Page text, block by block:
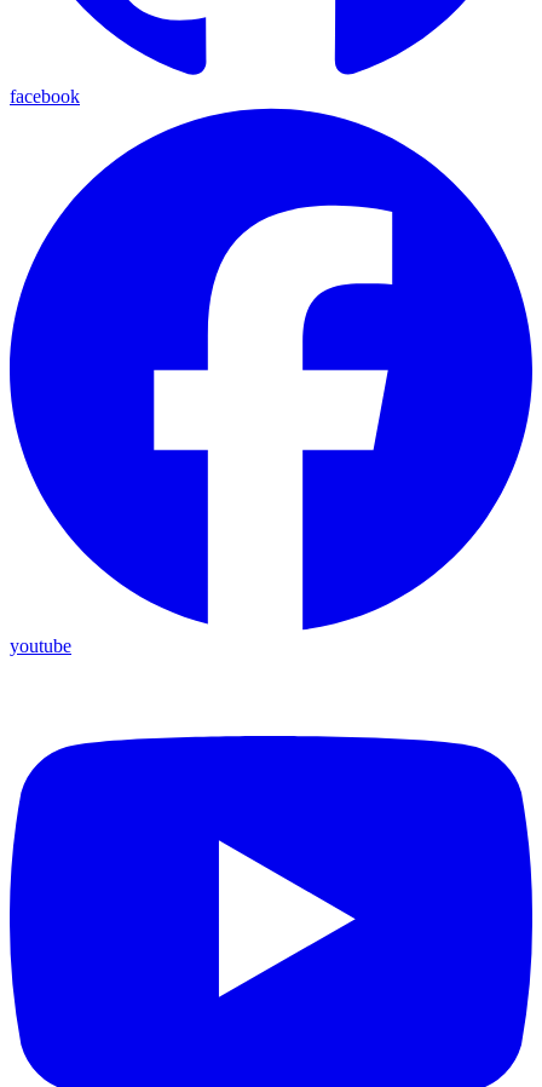
facebook
youtube